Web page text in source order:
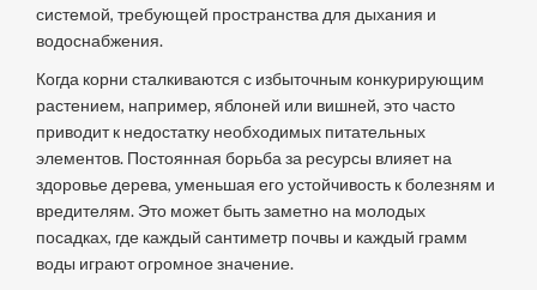
системой, требующей пространства для дыхания и
водоснабжения.
Когда корни сталкиваются с избыточным конкурирующим
растением, например, яблоней или вишней, это часто
приводит к недостатку необходимых питательных
элементов. Постоянная борьба за ресурсы влияет на
здоровье дерева, уменьшая его устойчивость к болезням и
вредителям. Это может быть заметно на молодых
посадках, где каждый сантиметр почвы и каждый грамм
воды играют огромное значение.